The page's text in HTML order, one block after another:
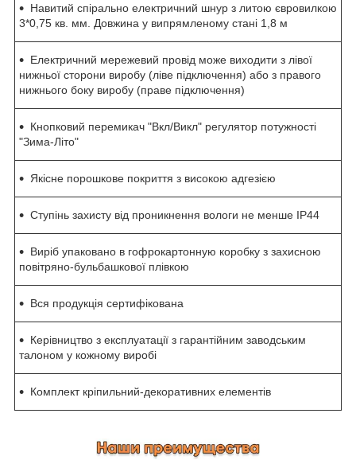
Навитий спірально електричний шнур з литою євровилкою
3*0,75 кв. мм. Довжина у випрямленому стані 1,8 м
Електричний мережевий провід може виходити з лівої
нижньої сторони виробу (ліве підключення) або з правого
нижнього боку виробу (праве підключення)
Кнопковий перемикач "Вкл/Викл" регулятор потужності
"Зима-Літо"
Якісне порошкове покриття з високою адгезією
Ступінь захисту від проникнення вологи не менше IP44
Виріб упаковано в гофрокартонную коробку з захисною
повітряно-бульбашкової плівкою
Вся продукція сертифікована
Керівництво з експлуатації з гарантійним заводським
талоном у кожному виробі
Комплект кріпильний-декоративних елементів